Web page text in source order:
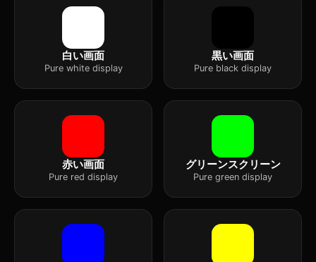
白い画面
Pure white display
黒い画面
Pure black display
赤い画面
Pure red display
グリーンスクリーン
Pure green display